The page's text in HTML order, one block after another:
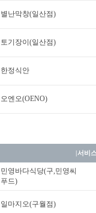
별난막창(일산점)
토기장이(일산점)
한정식안
오엔오(OENO)
|서비
민영바다식당(구,민영씨
푸드)
일마지오(구월점)